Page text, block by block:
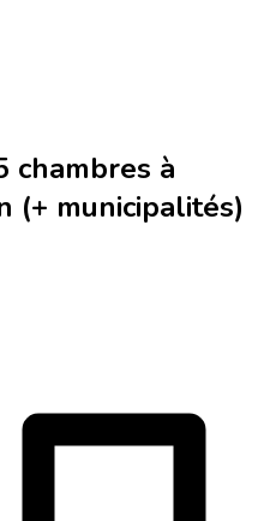
chambres à
(+ municipalités)